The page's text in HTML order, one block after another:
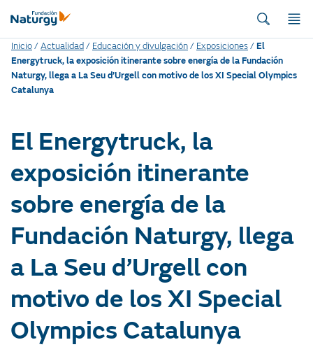
Inicio/Actualidad / Educación y divulgación/ Exposiciones/El
Energytruck, la exposición itinerante sobre energía de la Fundación
Naturgy, llega a La Seu d’Urgell con motivo de los XI Special Olympics
Catalunya
El Energytruck, la
exposición itinerante
sobre energía de la
Fundación Naturgy, llega
a La Seu d’Urgell con
motivo de los XI Special
Olympics Catalunya